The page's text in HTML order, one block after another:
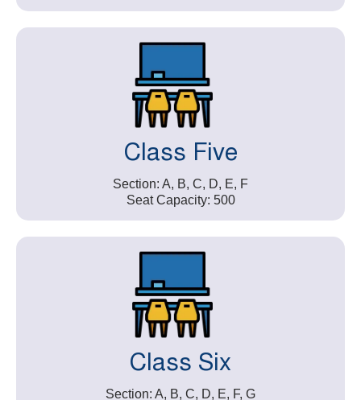
Class Five
Section: A, B, C, D, E, F
Seat Capacity: 500
Class Six
Section: A, B, C, D, E, F, G